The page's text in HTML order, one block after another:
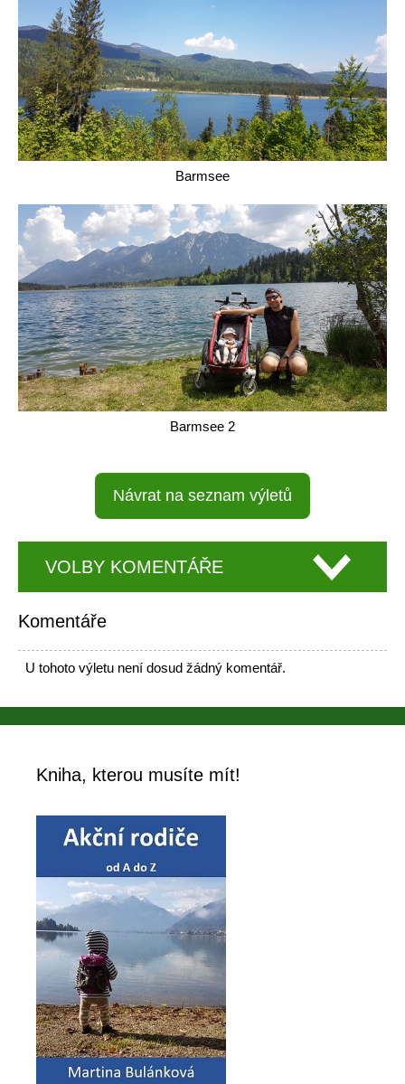
Barmsee
Barmsee 2
Návrat na seznam výletů
VOLBY KOMENTÁŘE
Komentáře
U tohoto výletu není dosud žádný komentář.
Kniha, kterou musíte mít!